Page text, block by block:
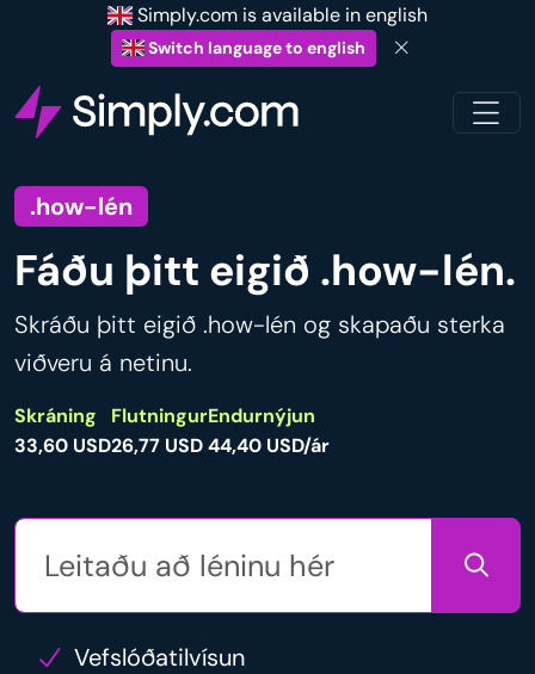
Simply.com is available in english
Switch language to english
.how-lén
Fáðu þitt eigið .how-lén.
Skráðu þitt eigið .how-lén og skapaðu sterka
viðveru á netinu.
Skráning
33,60 USD
Flutningur
26,77 USD
Endurnýjun
44,40 USD/ár
Vefslóðatilvísun